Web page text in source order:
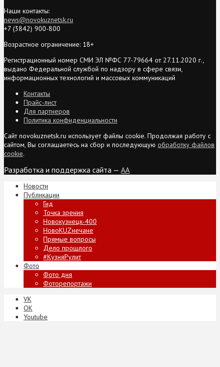
Наши контакты:
news@novokuznetsk.ru
+7 (3842) 900-800
Возрастное ограничение: 18+
Регистрационный номер СМИ ЭЛ №ФС 77-79664 от 27.11.2020 г.,
выдано Федеральной службой по надзору в сфере связи,
информационных технологий и массовых коммуникаций
Контакты
Прайс-лист
Для партнеров
Политика конфиденциальности
Сайт novokuznetsk.ru использует файлы cookie. Продолжая работу с
сайтом, Вы соглашаетесь на сбор и последующую обработку файлов
cookie.
Разработка и поддержка сайта — AA
Новости
Публикации
Гид
Точка зрения
Новокузнецк-400
НовоKUZнечане
Прямые вопросы
Дело прошлого
#КузняРулит
Фото
Фото дня
Фоторепортажи
VK
ОК
Youtube